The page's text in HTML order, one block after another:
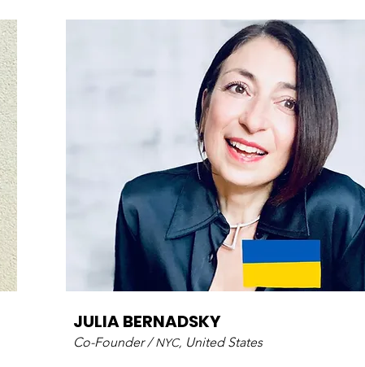
JULIA BERNADSKY
Co-Founder /NYC, United States